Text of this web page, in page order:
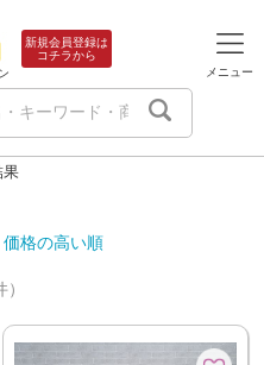
新規会員登録は
コチラから
メニュー
価格の高い順